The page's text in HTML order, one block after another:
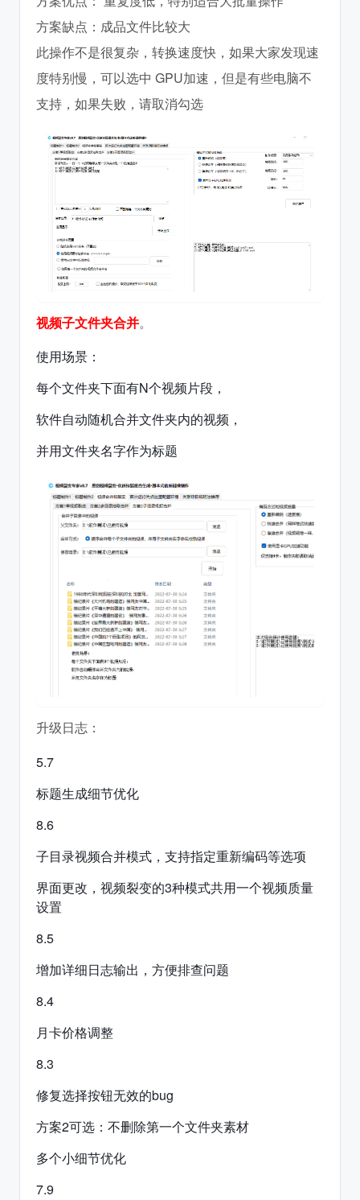
方案缺点：成品文件比较大
此操作不是很复杂，转换速度快，如果大家发现速
度特别慢，可以选中 GPU加速，但是有些电脑不
支持，如果失败，请取消勾选
视频子文件夹合并。
使用场景：
每个文件夹下面有N个视频片段，
软件自动随机合并文件夹内的视频，
并用文件夹名字作为标题
升级日志：
5.7
标题生成细节优化
8.6
子目录视频合并模式，支持指定重新编码等选项
界面更改，视频裂变的3种模式共用一个视频质量
设置
8.5
增加详细日志输出，方便排查问题
8.4
月卡价格调整
8.3
修复选择按钮无效的bug
方案2可选：不删除第一个文件夹素材
多个小细节优化
7.9